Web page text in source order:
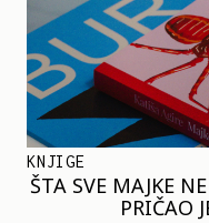
KNJIGE
ŠTA SVE MAJKE
PRIČAO